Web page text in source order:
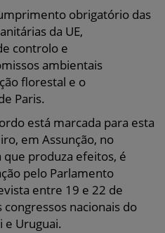
obrigatório das
da UE,
controlo e
ambientais
florestal e o
Paris.
está marcada para esta
em Assunção, no
que produza efeitos, é
pelo Parlamento
entre 19 e 22 de
nacionais do
e Uruguai.